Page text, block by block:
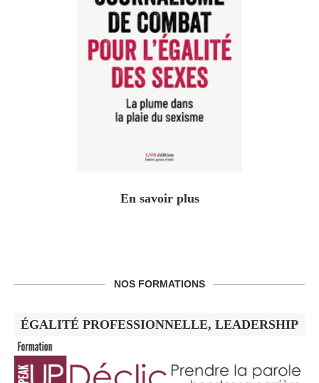
En savoir plus
NOS FORMATIONS
ÉGALITÉ PROFESSIONNELLE, LEADERSHIP